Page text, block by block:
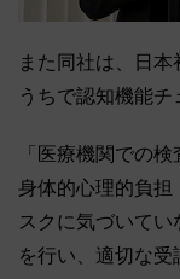
また同社は、日
うちで認知機能チ
「医療機関での
身体的心理的負担
スクに気づいてい
を行い、適切な受